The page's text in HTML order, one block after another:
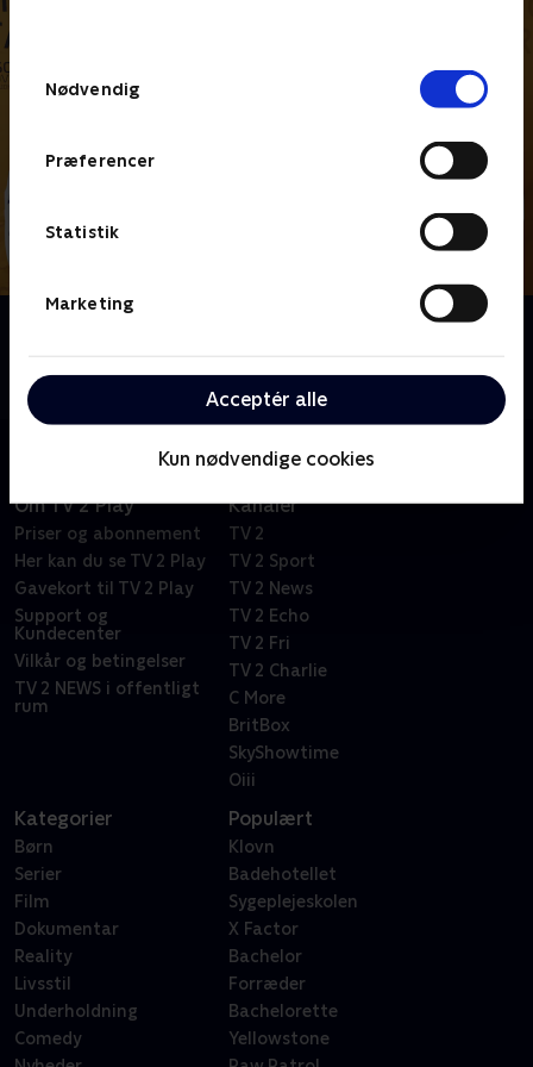
Nødvendig
Præferencer
Statistik
Marketing
Acceptér alle
Kun nødvendige cookies
prestigefyldte titel som årets 'Rising Star'.
Om TV 2 Play
Priser og abonnement
Her kan du se TV 2 Play
Gavekort til TV 2 Play
Support og
Kundecenter
Vilkår og betingelser
TV 2 NEWS i offentligt
rum
Kanaler
TV 2
TV 2 Sport
TV 2 News
TV 2 Echo
TV 2 Fri
TV 2 Charlie
C More
BritBox
SkyShowtime
Oiii
Kategorier
Børn
Serier
Film
Dokumentar
Reality
Livsstil
Underholdning
Comedy
Populært
Klovn
Badehotellet
Sygeplejeskolen
X Factor
Bachelor
Forræder
Bachelorette
Yellowstone